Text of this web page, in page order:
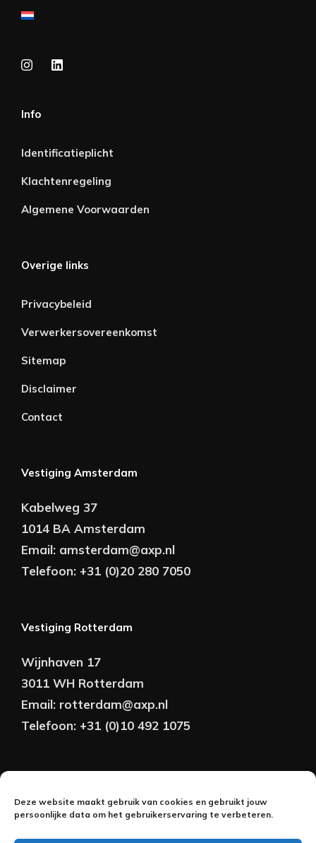
Deze website maakt gebruik van cookies en gebruikt jouw
persoonlijke data om het gebruikerservaring te verbeteren.
Info
Identificatieplicht
Klachtenregeling
Algemene Voorwaarden
Overige links
Privacybeleid
Verwerkersovereenkomst
Sitemap
Disclaimer
Contact
Vestiging Amsterdam
Kabelweg 37
1014 BA Amsterdam
Email: amsterdam@axp.nl
Telefoon: +31 (0)20 280 7050
Vestiging Rotterdam
Wijnhaven 17
3011 WH Rotterdam
Email: rotterdam@axp.nl
Telefoon: +31 (0)10 492 1075
Onderhoud: